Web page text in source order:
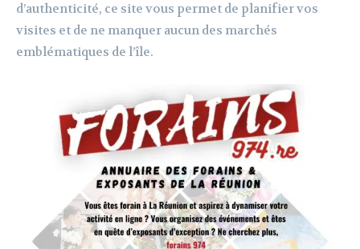
d’authenticité, ce site vous permet de planifier vos
visites et de ne manquer aucun des marchés
emblématiques de l’île.